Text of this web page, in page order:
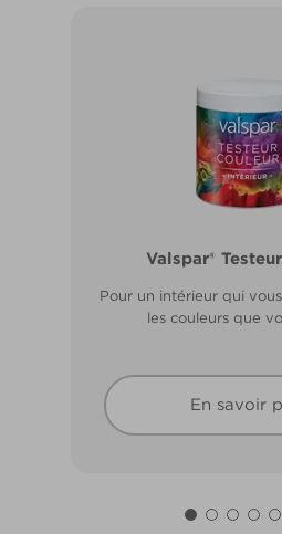
Valspar®
Pour un intérieur qui
les couleurs que
En savoir
Valspar® Pro
Résiste aux fissures et à